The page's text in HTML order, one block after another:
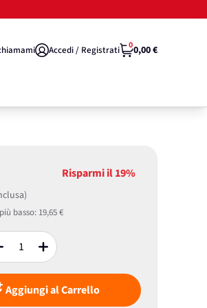
Accedi / Registrati 00,00 €
Risparmi il19%
basso: 19,65 €
Aggiungi al Carrello